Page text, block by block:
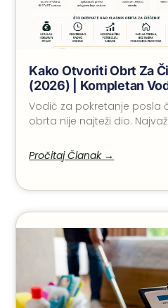
Kako Otvoriti Obrt Za
(2026) | Kompletan
Vodič za pokretanje posla
obrta nije najteži dio.
Pročitaj Članak →